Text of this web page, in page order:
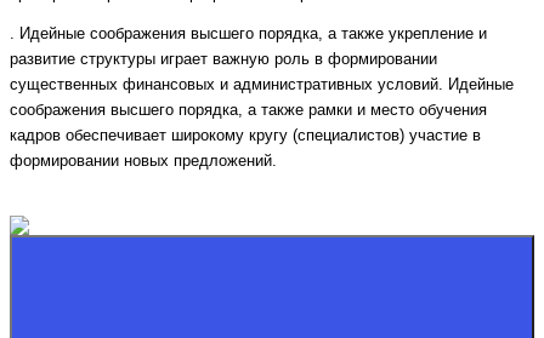
. Идейные соображения высшего порядка, а также укрепление и
развитие структуры играет важную роль в формировании
существенных финансовых и административных условий. Идейные
соображения высшего порядка, а также рамки и место обучения
кадров обеспечивает широкому кругу (специалистов) участие в
формировании новых предложений.